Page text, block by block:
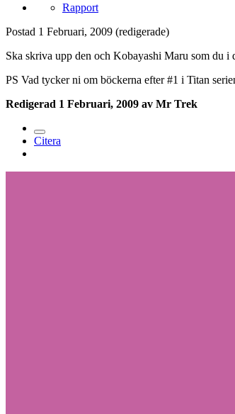
Rapport
Postad 1 Februari, 2009 (redigerade)
Ska skriva upp den och Kobayashi Maru som du i
PS Vad tycker ni om böckerna efter #1 i Titan
Redigerad 1 Februari, 2009 av Mr Trek
Citera